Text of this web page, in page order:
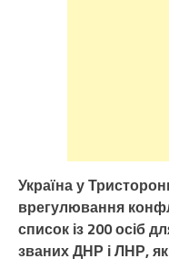
Україна у
врегулювання
список із 200 осіб
званих ДНР і ЛНР,